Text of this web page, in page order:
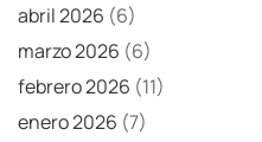
abril 2026 (6)
marzo 2026 (6)
febrero 2026 (11)
enero 2026 (7)